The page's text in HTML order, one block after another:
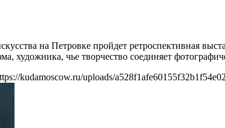
на Петровке пройдет ретроспективная
художника, чье творчество соединяет
kudamoscow.ru/uploads/